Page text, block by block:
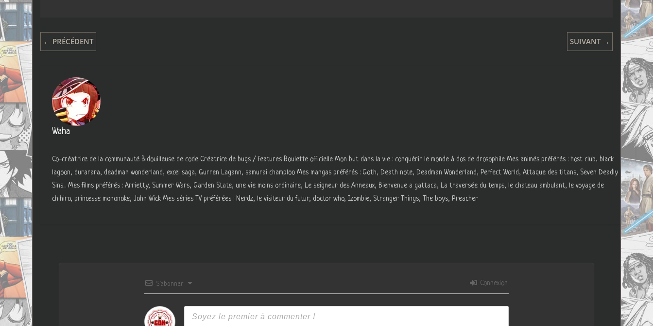
← PRÉCÉDENT SUIVANT →
Waha
Co-créatrice de la communauté Bidouilleuse de code Créatrice de bugs / features Boulette officielle Mon but dans la vie : conquérir le monde à dos de drosophile Mes animés préférés : host club, black
lagoon, durarara, deadman wonderland, excel saga, Gurren Lagann, samurai champloo Mes mangas préférés : Goth, Death note, Deadman Wonderland, Perfect World, Attaque des titans, Seven Deadly
Sins... Mes films préférés : Arrietty, Summer Wars, Garden State, une vie moins ordinaire, Le seigneur des Anneaux, Bienvenue a gattaca, La traversée du temps, le chateau ambulant, le voyage de
chihiro, princesse mononoke, John Wick Mes séries TV préférées : Nerdz, le visiteur du futur, doctor who, Izombie, Stranger Things, The boys, Preacher
S’abonner Connexion